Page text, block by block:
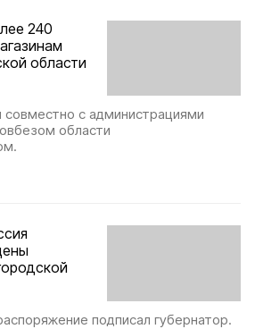
240
области
совместно с администрациями
области
подписал губернатор.